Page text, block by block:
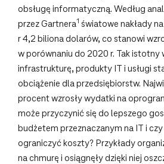
obsługę informatyczną. Według
przez Gartnera1 światowe nakłady
r 4,2 biliona dolarów, co stanowi
w porównaniu do 2020 r. Tak
infrastrukturę, produkty IT i usługi
obciążenie dla przedsiębiorstw.
procent wzrosły wydatki na
może przyczynić się do lepszego
budżetem przeznaczanym na IT i czy
ograniczyć koszty? Przykłady
na chmurę i osiągnęły dzięki niej